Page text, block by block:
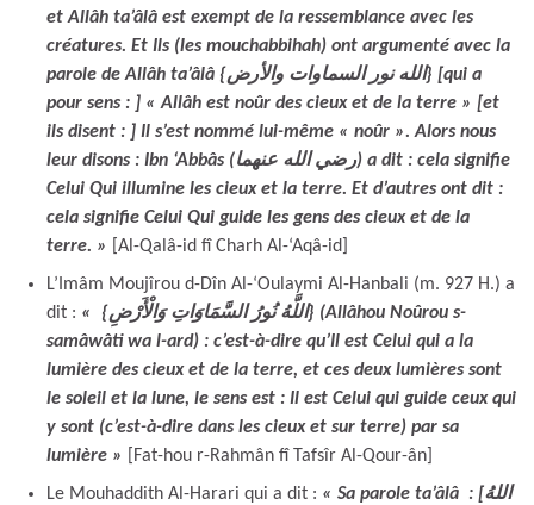
et Allâh ta’âlâ est exempt de la ressemblance avec les
créatures. Et Ils (les mouchabbihah) ont argumenté avec la
parole de Allâh ta’âlâ {الله نور السماوات والأرض} [qui a
pour sens : ] « Allâh est noûr des cieux et de la terre » [et
ils disent : ] Il s’est nommé lui-même « noûr ». Alors nous
leur disons : Ibn ‘Abbâs (رضي الله عنهما) a dit : cela signifie
Celui Qui illumine les cieux et la terre. Et d’autres ont dit :
cela signifie Celui Qui guide les gens des cieux et de la
terre. »
[Al-Qalâ-id fî Charh Al-‘Aqâ-id]
L’Imâm Moujîrou d-Dîn Al-‘Oulaymi Al-Hanbali (m. 927 H.) a
dit : « {اللَّهُ نُورُ السَّمَاوَاتِ وَالْأَرْضِ} (Allâhou Noûrou s-
samâwâti wa l-ard) : c’est-à-dire qu’Il est Celui qui a la
lumière des cieux et de la terre, et ces deux lumières sont
le soleil et la lune, le sens est : Il est Celui qui guide ceux qui
y sont (c’est-à-dire dans les cieux et sur terre) par sa
lumière »
[Fat-hou r-Rahmân fî Tafsîr Al-Qour-ân]
Le Mouhaddith Al-Harari qui a dit : « Sa parole ta’âlâ : [اللهُ